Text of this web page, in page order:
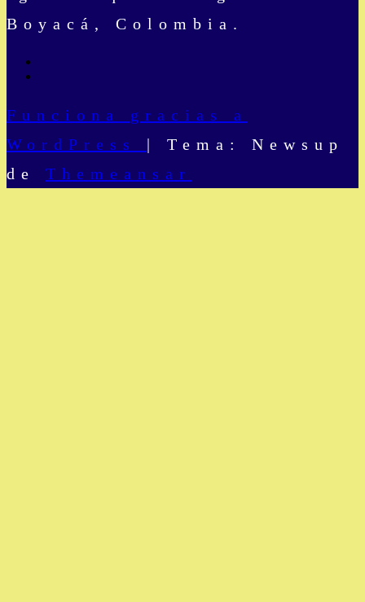
Boyacá, Colombia.
Funciona gracias a
WordPress | Tema: Newsup
de Themeansar